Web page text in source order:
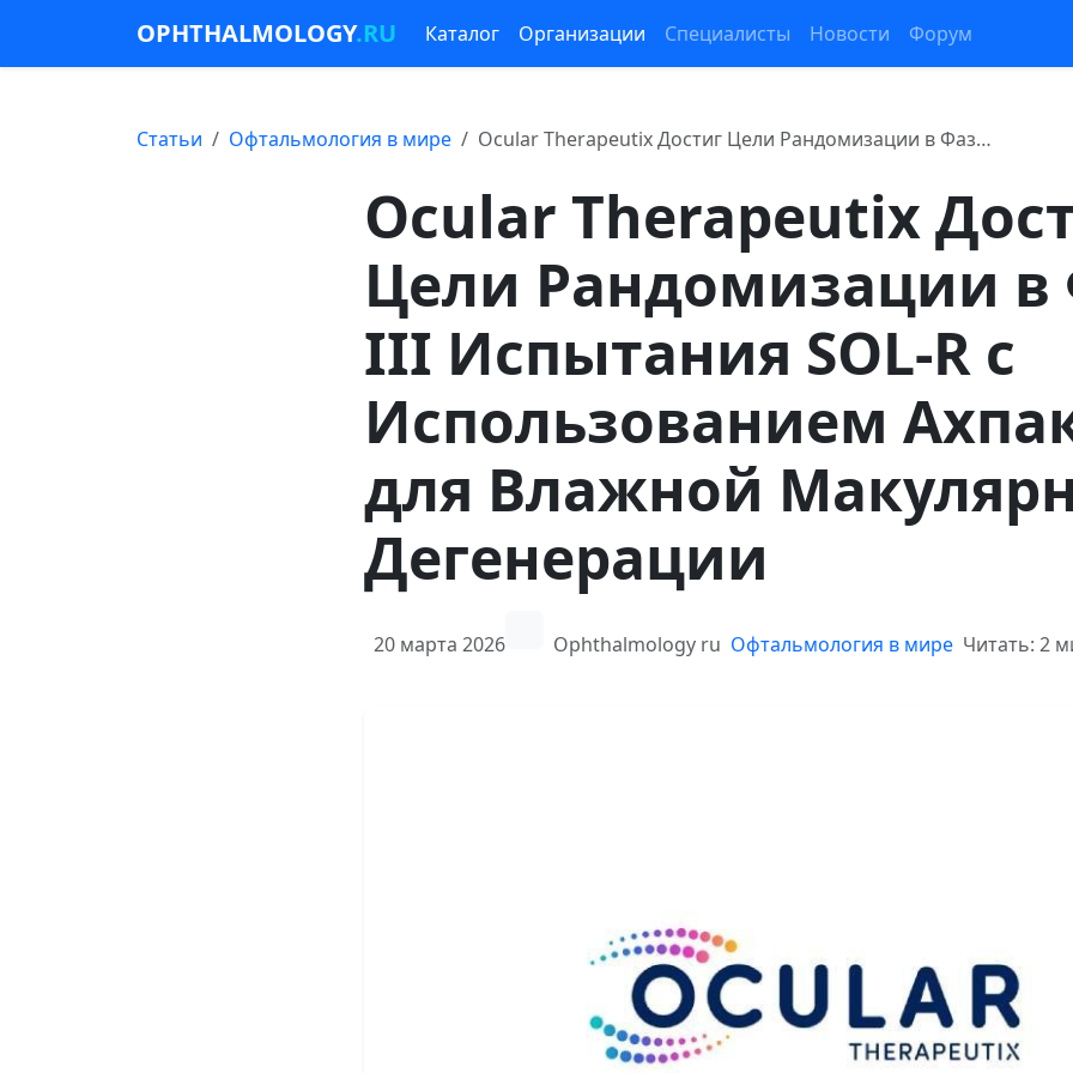
OPHTHALMOLOGY.RU Каталог Организации Специалисты Новости Форум
Статьи Офтальмология в мире Ocular Therapeutix Достиг Цели Рандомизации в Фаз…
Ocular Therapeutix
Цели Рандомизации в
III Испытания SOL-R с
Использованием
для Влажной
Дегенерации
20 марта 2026 Ophthalmology ru Офтальмология в мире Читать: 2